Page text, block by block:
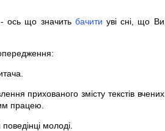
ось що значить бачити уві сні, що Ви
прихованого змісту текстів вчених
працею.
поведінці молоді.